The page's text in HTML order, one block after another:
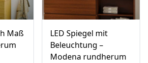
Maß
LED Spiegel mit
Beleuchtung –
Modena rundherum